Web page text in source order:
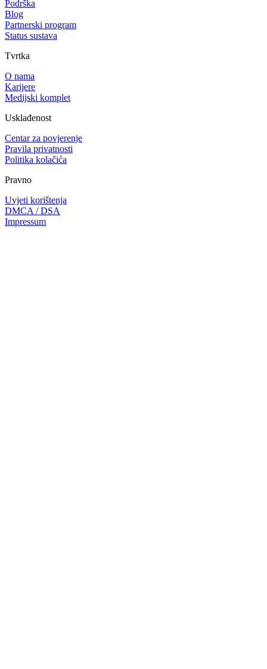
Podrška
Blog
Partnerski program
Status sustava
Tvrtka
O nama
Karijere
Medijski komplet
Usklađenost
Centar za povjerenje
Pravila privatnosti
Politika kolačića
Pravno
Uvjeti korištenja
DMCA / DSA
Impressum